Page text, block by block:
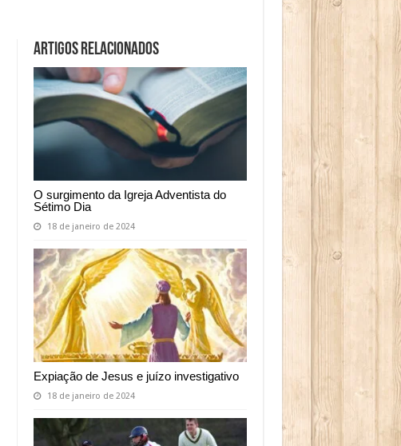
Artigos relacionados
O surgimento da Igreja Adventista do
Sétimo Dia
18 de janeiro de 2024
Expiação de Jesus e juízo investigativo
18 de janeiro de 2024